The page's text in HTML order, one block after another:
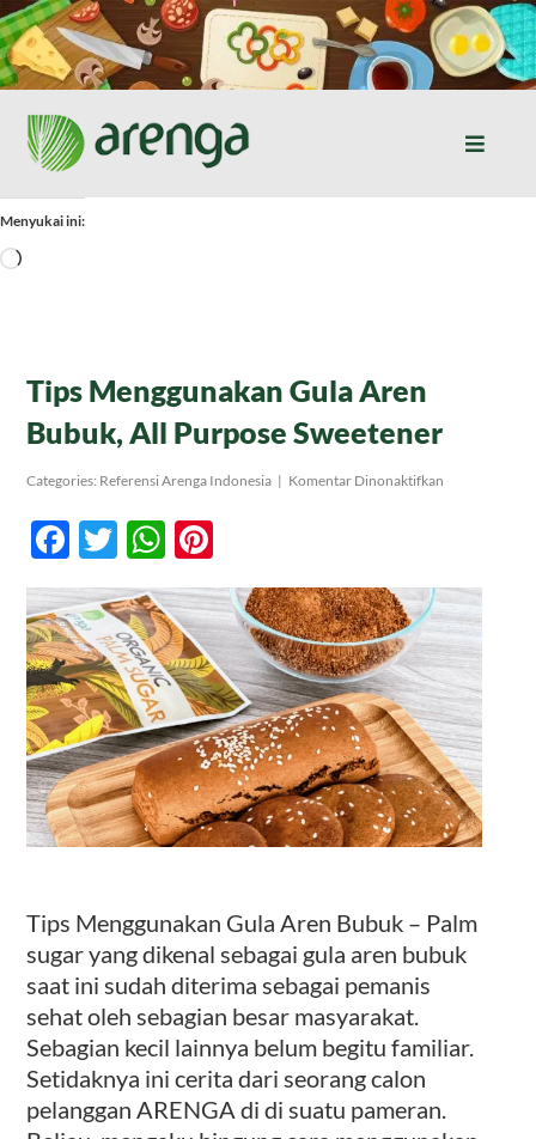
Skip
to
content
Toggle
Home
Tentang Kami
Produk
Kontak
Menyukai ini:
Memuat...
Tips Menggunakan Gula Aren
Bubuk, All Purpose Sweetener
Categories: Referensi Arenga Indonesia | Komentar Dinonaktifkan
All
Purpose
Sweetener
Facebook
TwitterWhatsApp
Tips Menggunakan Gula Aren Bubuk – Palm
sugar yang dikenal sebagai gula aren bubuk
saat ini sudah diterima sebagai pemanis
sehat oleh sebagian besar masyarakat.
Sebagian kecil lainnya belum begitu familiar.
Setidaknya ini cerita dari seorang calon
pelanggan ARENGA di di suatu pameran.